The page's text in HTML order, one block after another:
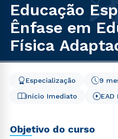
Educação
Ênfase em Educação
Física
Início Imediato
9
Especialização
EAD
Objetivo do curso